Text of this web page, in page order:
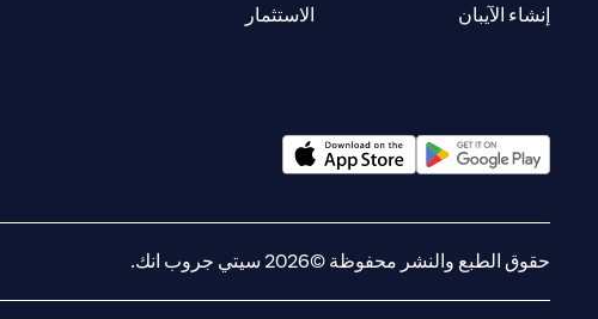
إنشاء الآيبان
الاستثمار
حقوق الطبع والنشر محفوظة ©2026 سيتي جروب انك.